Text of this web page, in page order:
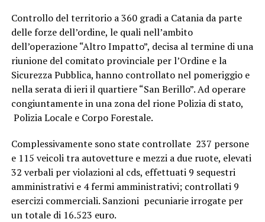
Controllo del territorio a 360 gradi a Catania da parte
delle forze dell’ordine, le quali nell’ambito
dell’operazione “Altro Impatto”, decisa al termine di una
riunione del comitato provinciale per l’Ordine e la
Sicurezza Pubblica, hanno controllato nel pomeriggio e
nella serata di ieri il quartiere “San Berillo”. Ad operare
congiuntamente in una zona del rione Polizia di stato,
Polizia Locale e Corpo Forestale.
Complessivamente sono state controllate 237 persone
e 115 veicoli tra autovetture e mezzi a due ruote, elevati
32 verbali per violazioni al cds, effettuati 9 sequestri
amministrativi e 4 fermi amministrativi; controllati 9
esercizi commerciali. Sanzioni pecuniarie irrogate per
un totale di 16.523 euro.